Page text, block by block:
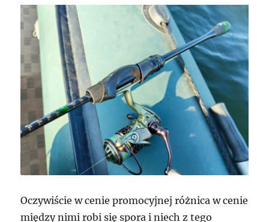
Oczywiście w cenie promocyjnej różnica w cenie
między nimi robi się spora i niech z tego